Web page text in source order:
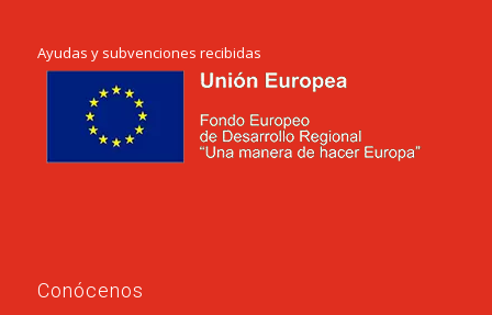
Ayudas y subvenciones recibidas
Conócenos